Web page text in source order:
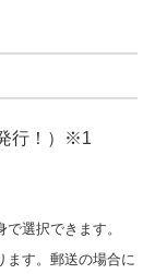
行！）※1
選択できます。
ます。郵送の場合に